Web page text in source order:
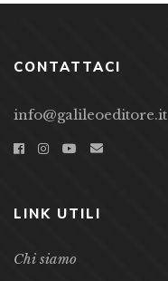
CONTATTACI
info@galileoeditore.it
LINK UTILI
Chi siamo